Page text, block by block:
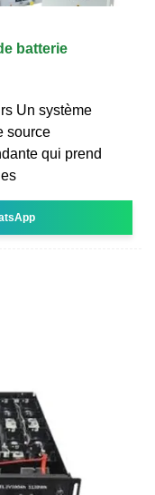
batterie
Un système
source
qui prend